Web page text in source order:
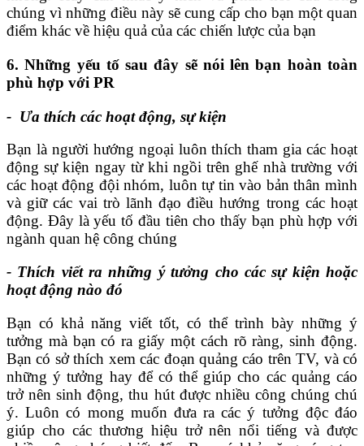
chúng vì những điều này sẽ cung cấp cho bạn một quan
điểm khác về hiệu quả của các chiến lược của bạn
6. Những yếu tố sau đây sẽ nói lên bạn hoàn toàn
phù hợp với PR
- Ưa thích các hoạt động, sự kiện
Bạn là người hướng ngoại luôn thích tham gia các hoạt
động sự kiện ngay từ khi ngồi trên ghế nhà trường với
các hoạt động đội nhóm, luôn tự tin vào bản thân mình
và giữ các vai trò lãnh đạo điều hướng trong các hoạt
động. Đây là yếu tố đầu tiên cho thấy bạn phù hợp với
ngành quan hệ công chúng
- Thích viết ra những ý tưởng cho các sự kiện hoặc
hoạt động nào đó
Bạn có khả năng viết tốt, có thể trình bày những ý
tưởng mà bạn có ra giấy một cách rõ ràng, sinh động.
Bạn có sở thích xem các đoạn quảng cáo trên TV, và có
những ý tưởng hay để có thể giúp cho các quảng cáo
trở nên sinh động, thu hút được nhiều công chúng chú
ý. Luôn có mong muốn đưa ra các ý tưởng độc đáo
giúp cho các thương hiệu trở nên nổi tiếng và được